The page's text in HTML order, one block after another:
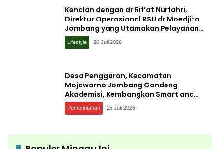
Kenalan dengan dr Rif’at Nurfahri,
Direktur Operasional RSU dr Moedjito
Jombang yang Utamakan Pelayanan
Ilmiah
Lifestyle 26 Juli 2026
Desa Penggaron, Kecamatan
Mojowarno Jombang Gandeng
Akademisi, Kembangkan Smart and
Sustainable Village, Ini Tujuannya
Pemerintahan 25 Juli 2026